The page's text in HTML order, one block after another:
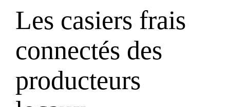
Les casiers frais
connectés des
producteurs